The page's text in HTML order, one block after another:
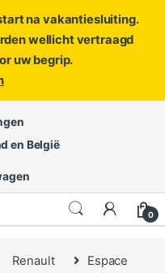
na vakantiesluiting.
wellicht vertraagd
uw begrip.
ticket
en België
0
Renault Espace